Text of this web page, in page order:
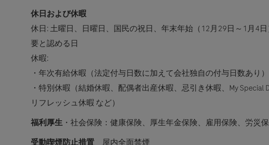
休日および休暇
休日: 土曜日、日曜日、国民の祝日、年末年始（12月29日～1月4
要と認める日
休暇:
・年次有給休暇（法定付与日数に加えて会社独自の付与日数あり）
・特別休暇（結婚休暇、配偶者出産休暇、忌引き休暇、My
リフレッシュ休暇 など）
福利厚生 ・社会保険：健康保険、厚生年金保険、雇用保険、労災
受動喫煙防止措置 屋内全面禁煙